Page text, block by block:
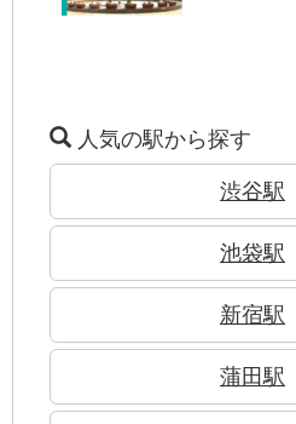
人気の駅から探す
渋谷駅
池袋駅
新宿駅
蒲田駅